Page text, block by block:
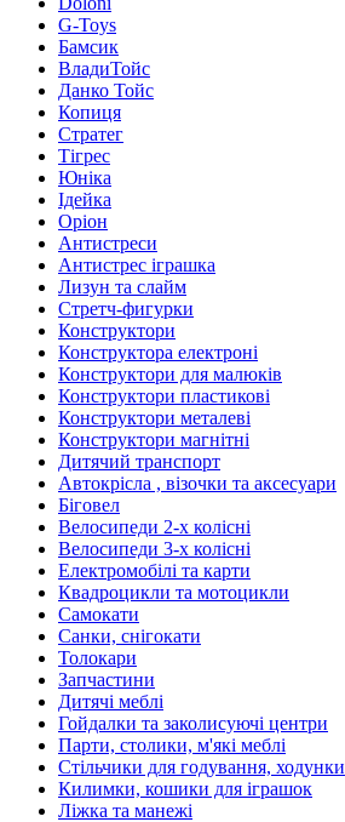
G-Toys
Бамсик
ВладиТойс
Данко Тойс
Копиця
Стратег
Тігрес
Юніка
Ідейка
Оріон
Антистреси
Антистрес іграшка
Лизун та слайм
Стретч-фигурки
Конструктори
Конструктора електроні
Конструктори для малюків
Конструктори пластикові
Конструктори металеві
Конструктори магнітні
Дитячий транспорт
Автокрісла , візочки та аксесуари
Біговел
Велосипеди 2-х колісні
Велосипеди 3-х колісні
Електромобілі та карти
Квадроцикли та мотоцикли
Самокати
Санки, снігокати
Толокари
Запчастини
Дитячі меблі
Гойдалки та заколисуючі центри
Парти, столики, м'які меблі
Стільчики для годування, ходунки
Килимки, кошики для іграшок
Ліжка та манежі